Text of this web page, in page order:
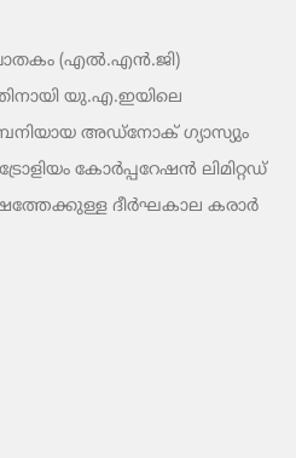
(എൽ.എൻ.ജി)
യു.എ.ഇയിലെ
അഡ്നോക് ഗ്യാസ്യും
കോർപ്പറേഷൻ ലിമിറ്റഡ്
ദീർഘകാല കരാർ